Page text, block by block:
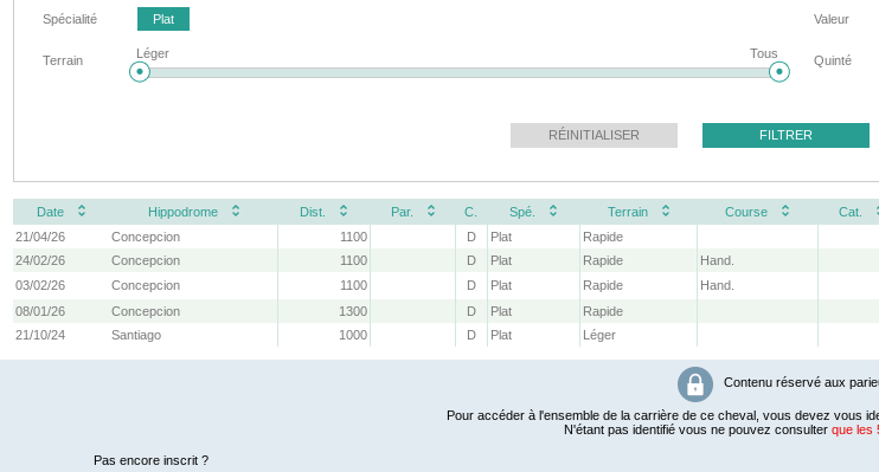
Spécialité Plat
Terrain Léger Tous
Valeur
Quinté
RÉINITIALISER FILTRER
Date Hippodrome Dist. Par. C. Spé. Terrain Course Cat.
21/04/26
Concepcion 1100 D Plat Rapide
24/02/26
Concepcion 1100 D Plat Rapide Hand.
03/02/26
Concepcion 1100 D Plat Rapide Hand.
08/01/26
Concepcion 1300 D Plat Rapide
21/10/24
Santiago 1000 D Plat Léger
Contenu réservé aux
Pour accéder à l'ensemble de la carrière de ce cheval, vous devez vous
N'étant pas identifié vous ne pouvez consulter que les
Pas encore inscrit ?